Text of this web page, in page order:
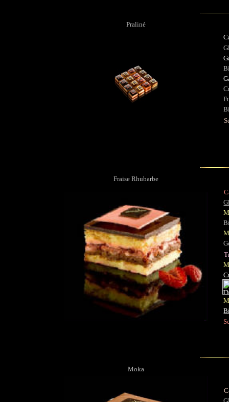
Praliné
Fraise Rhubarbe
Moka